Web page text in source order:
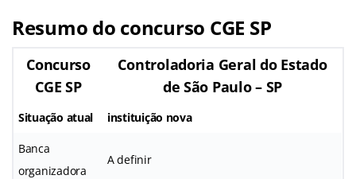
Resumo do concurso CGE SP
Concurso
CGE SP
Controladoria Geral do Estado
de São Paulo – SP
Situação atual instituição nova
Banca
organizadora
A definir